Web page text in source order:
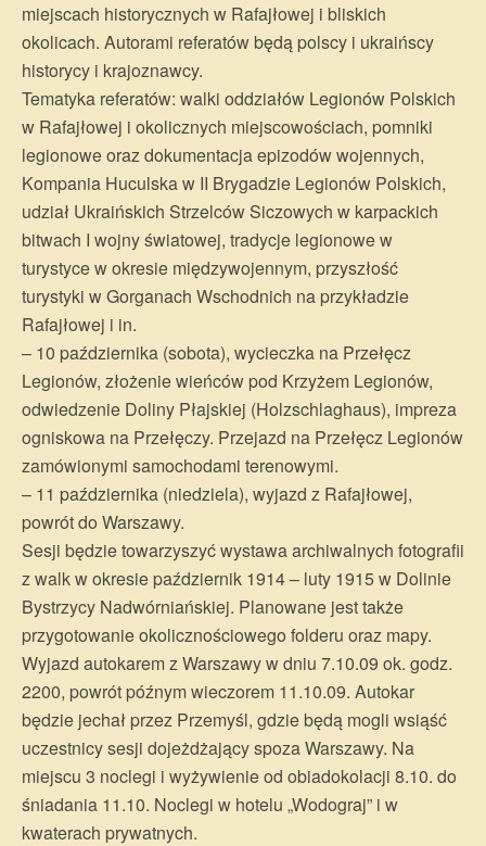
miejscach historycznych w Rafajłowej i bliskich
okolicach. Autorami referatów będą polscy i ukraińscy
historycy i krajoznawcy.
Tematyka referatów: walki oddziałów Legionów Polskich
w Rafajłowej i okolicznych miejscowościach, pomniki
legionowe oraz dokumentacja epizodów wojennych,
Kompania Huculska w II Brygadzie Legionów Polskich,
udział Ukraińskich Strzelców Siczowych w karpackich
bitwach I wojny światowej, tradycje legionowe w
turystyce w okresie międzywojennym, przyszłość
turystyki w Gorganach Wschodnich na przykładzie
Rafajłowej i in.
– 10 października (sobota), wycieczka na Przełęcz
Legionów, złożenie wieńców pod Krzyżem Legionów,
odwiedzenie Doliny Płajskiej (Holzschlaghaus), impreza
ogniskowa na Przełęczy. Przejazd na Przełęcz Legionów
zamówionymi samochodami terenowymi.
– 11 października (niedziela), wyjazd z Rafajłowej,
powrót do Warszawy.
Sesji będzie towarzyszyć wystawa archiwalnych fotografii
z walk w okresie październik 1914 – luty 1915 w Dolinie
Bystrzycy Nadwórniańskiej. Planowane jest także
przygotowanie okolicznościowego folderu oraz mapy.
Wyjazd autokarem z Warszawy w dniu 7.10.09 ok. godz.
2200, powrót późnym wieczorem 11.10.09. Autokar
będzie jechał przez Przemyśl, gdzie będą mogli wsiąść
uczestnicy sesji dojeżdżający spoza Warszawy. Na
miejscu 3 noclegi i wyżywienie od obiadokolacji 8.10. do
śniadania 11.10. Noclegi w hotelu „Wodograj” i w
kwaterach prywatnych.